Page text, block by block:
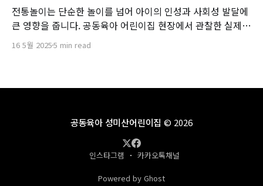
전통놀이는 단순한 놀이를 넘어 아이의 인성과 사회성 발달에
큰 영향을 줍니다. 공동육아 어린이집 현장에서 관찰한 실제
사례와 함께 살펴보세요.
16 5월 20255 min read
공동육아 성미산어린이집 © 2026
인스타그램 카카오톡채널
Powered by Ghost